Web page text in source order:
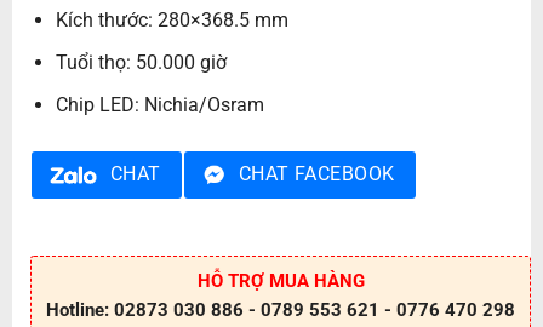
Kích thước: 280×368.5 mm
Tuổi thọ: 50.000 giờ
Chip LED: Nichia/Osram
CHAT CHAT FACEBOOK
HỖ TRỢ MUA HÀNG
Hotline: 02873 030 886 - 0789 553 621 - 0776 470 298